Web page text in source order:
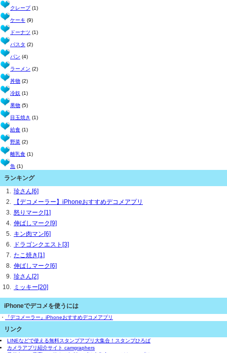
クレープ(1)
ケーキ (9)
ドーナツ (1)
パスタ (2)
パン (4)
ラーメン (2)
丼物 (2)
冷奴 (1)
果物 (5)
目玉焼き (1)
給食 (1)
野菜 (2)
離乳食 (1)
魚 (1)
ランキング
珍さん[6]
【デコメーラー】iPhoneおすすめデコメアプリ
怒りマーク[1]
伸ばしマーク[9]
キン肉マン[6]
ドラゴンクエスト[3]
たこ焼き[1]
伸ばしマーク[6]
珍さん[2]
ミッキー[20]
iPhoneでデコメを使うには
・ 『デコメーラー』iPhoneおすすめデコメアプリ
リンク
LINEなどで使える無料スタンプアプリ大集合！スタンプひろば
カメラアプリ紹介サイト camgraphers